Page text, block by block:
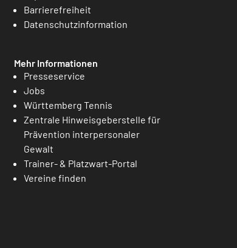
Barrierefreiheit
Datenschutzinformation
Mehr Informationen
Presseservice
Jobs
Württemberg Tennis
Zentrale Hinweisgeberstelle für
Prävention interpersonaler
Gewalt
Trainer- & Platzwart-Portal
Vereine finden